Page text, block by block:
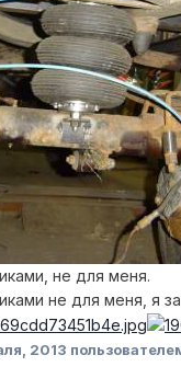
не для меня.
не для меня, я
2013